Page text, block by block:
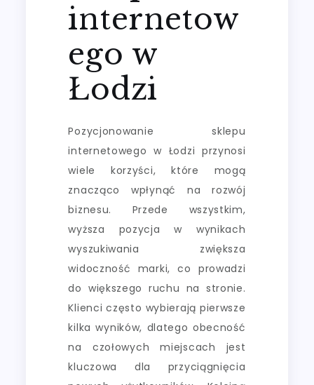
internetow
ego w
Łodzi
Pozycjonowanie sklepu
internetowego w Łodzi przynosi
wiele korzyści, które mogą
znacząco wpłynąć na rozwój
biznesu. Przede wszystkim,
wyższa pozycja w wynikach
wyszukiwania zwiększa
widoczność marki, co prowadzi
do większego ruchu na stronie.
Klienci często wybierają pierwsze
kilka wyników, dlatego obecność
na czołowych miejscach jest
kluczowa dla przyciągnięcia